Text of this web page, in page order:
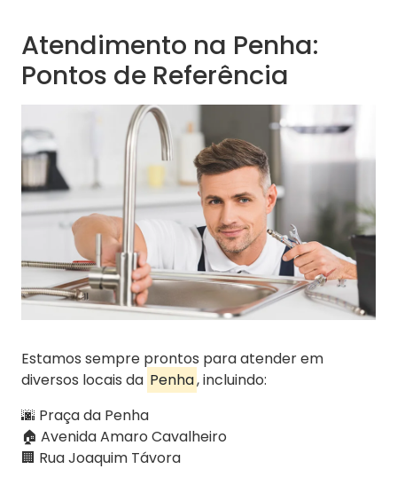
Atendimento na Penha:
Pontos de Referência
Estamos sempre prontos para atender em
diversos locais da Penha, incluindo:
🌆 Praça da Penha
🏠 Avenida Amaro Cavalheiro
🏢 Rua Joaquim Távora